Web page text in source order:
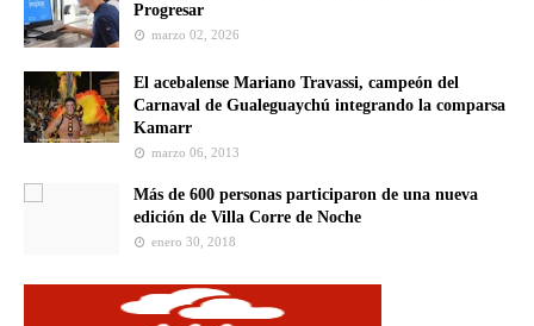
Progresar
marzo 02, 2026
El acebalense Mariano Travassi, campeón del
Carnaval de Gualeguaychú integrando la comparsa
Kamarr
marzo 06, 2013
Más de 600 personas participaron de una nueva
edición de Villa Corre de Noche
enero 30, 2018